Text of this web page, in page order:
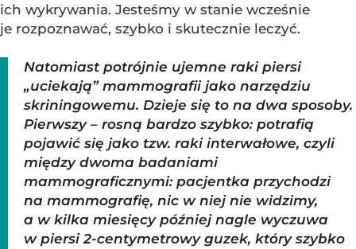
ich wykrywania. Jesteśmy w stanie wcześnie
je rozpoznawać, szybko i skutecznie leczyć.
Natomiast potrójnie ujemne raki piersi
„uciekają” mammografii jako narzędziu
skriningowemu. Dzieje się to na dwa sposoby.
Pierwszy – rosną bardzo szybko: potrafią
pojawić się jako tzw. raki interwałowe, czyli
między dwoma badaniami
mammograficznymi: pacjentka przychodzi
na mammografię, nic w niej nie widzimy,
a w kilka miesięcy później nagle wyczuwa
w piersi 2-centymetrowy guzek, który szybko